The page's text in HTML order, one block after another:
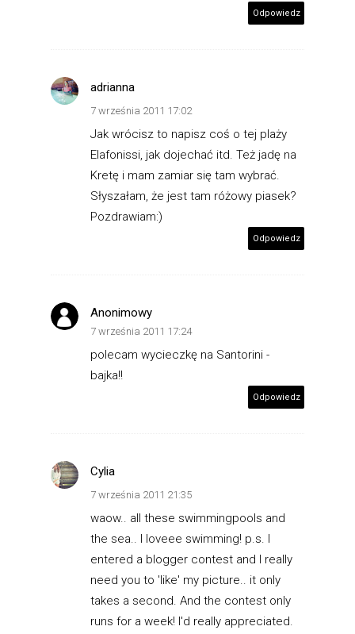
Odpowiedz
adrianna
7 września 2011 17:02
Jak wrócisz to napisz coś o tej plaży
Elafonissi, jak dojechać itd. Też jadę na
Kretę i mam zamiar się tam wybrać.
Słyszałam, że jest tam różowy piasek?
Pozdrawiam:)
Odpowiedz
Anonimowy
7 września 2011 17:24
polecam wycieczkę na Santorini -
bajka!!
Odpowiedz
Cylia
7 września 2011 21:35
waow.. all these swimmingpools and
the sea.. I loveee swimming! p.s. I
entered a blogger contest and I really
need you to 'like' my picture.. it only
takes a second. And the contest only
runs for a week! I'd really appreciated.